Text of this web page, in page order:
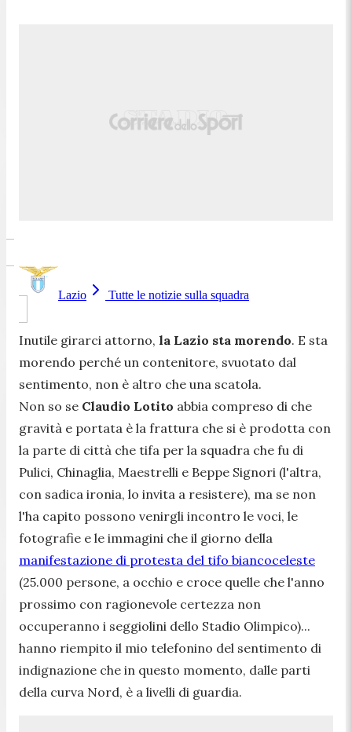
Lazio Tutte le notizie sulla squadra
Inutile girarci attorno, la Lazio sta morendo. E sta
morendo perché un contenitore, svuotato dal
sentimento, non è altro che una scatola.
Non so se Claudio Lotito abbia compreso di che
gravità e portata è la frattura che si è prodotta con
la parte di città che tifa per la squadra che fu di
Pulici, Chinaglia, Maestrelli e Beppe Signori (l'altra,
con sadica ironia, lo invita a resistere), ma se non
l'ha capito possono venirgli incontro le voci, le
fotografie e le immagini che il giorno della
manifestazione di protesta del tifo biancoceleste
(25.000 persone, a occhio e croce quelle che l'anno
prossimo con ragionevole certezza non
occuperanno i seggiolini dello Stadio Olimpico)...
hanno riempito il mio telefonino del sentimento di
indignazione che in questo momento, dalle parti
della curva Nord, è a livelli di guardia.